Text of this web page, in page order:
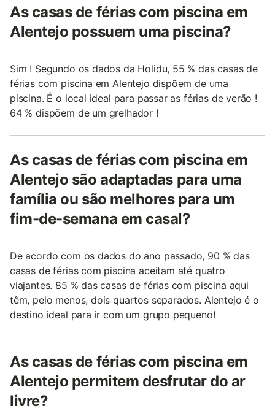
As casas de férias com piscina em
Alentejo possuem uma piscina?
Sim ! Segundo os dados da Holidu, 55 % das casas de
férias com piscina em Alentejo dispõem de uma
piscina. É o local ideal para passar as férias de verão !
64 % dispõem de um grelhador !
As casas de férias com piscina em
Alentejo são adaptadas para uma
família ou são melhores para um
fim-de-semana em casal?
De acordo com os dados do ano passado, 90 % das
casas de férias com piscina aceitam até quatro
viajantes. 85 % das casas de férias com piscina aqui
têm, pelo menos, dois quartos separados. Alentejo é o
destino ideal para ir com um grupo pequeno!
As casas de férias com piscina em
Alentejo permitem desfrutar do ar
livre?